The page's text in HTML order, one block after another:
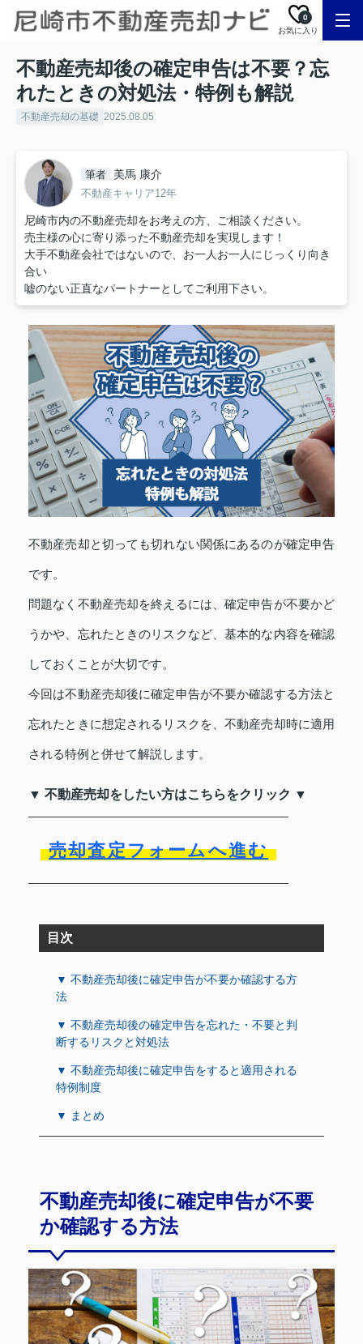
お気に入り
0
不動産売却後の確定申告は不要？忘
れたときの対処法・特例も解説
不動産売却の基礎 2025.08.05
筆者 美馬 康介
不動産キャリア12年
尼崎市内の不動産売却をお考えの方、ご相談ください。
売主様の心に寄り添った不動産売却を実現します！
大手不動産会社ではないので、お一人お一人にじっくり向き
合い
嘘のない正直なパートナーとしてご利用下さい。
不動産売却と切っても切れない関係にあるのが確定申告
です。
問題なく不動産売却を終えるには、確定申告が不要かど
うかや、忘れたときのリスクなど、基本的な内容を確認
しておくことが大切です。
今回は不動産売却後に確定申告が不要か確認する方法と
忘れたときに想定されるリスクを、不動産売却時に適用
される特例と併せて解説します。
▼ 不動産売却をしたい方はこちらをクリック ▼
売却査定フォームへ進む
目次
▼ 不動産売却後に確定申告が不要か確認する方
法
▼ 不動産売却後の確定申告を忘れた・不要と判
断するリスクと対処法
▼ 不動産売却後に確定申告をすると適用される
特例制度
▼ まとめ
不動産売却後に確定申告が不要
か確認する方法